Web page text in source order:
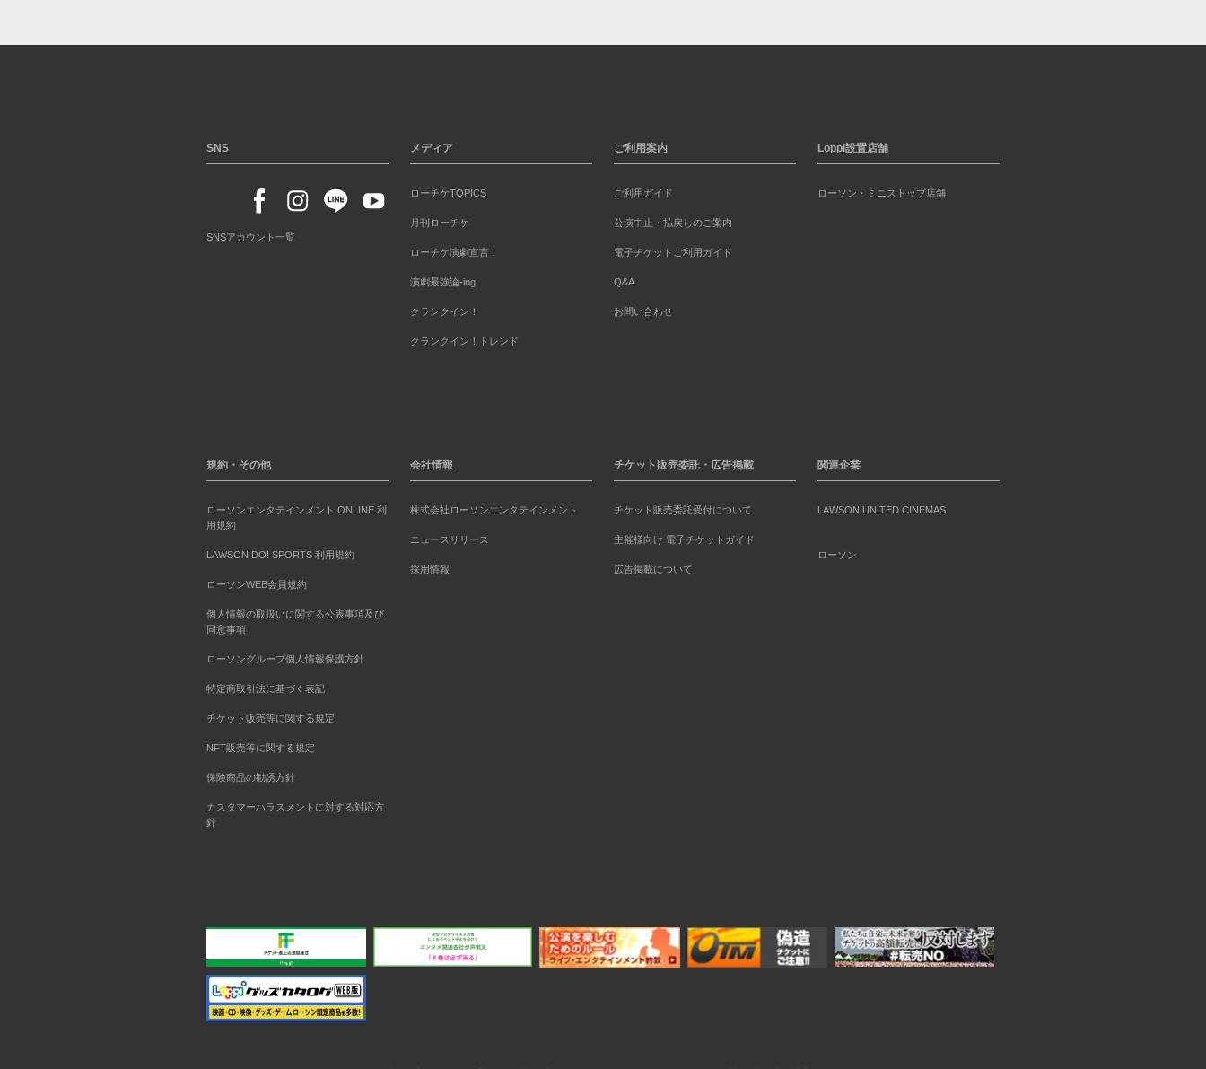
SNS
SNSアカウント一覧
メディア
ローチケTOPICS
月刊ローチケ
ローチケ演劇宣言！
演劇最強論-ing
クランクイン！
クランクイン！トレンド
ご利用案内
ご利用ガイド
公演中止・払戻しのご案内
電子チケットご利用ガイド
Q&A
お問い合わせ
Loppi設置店舗
ローソン・ミニストップ店舗
規約・その他
ローソンエンタテインメント ONLINE 利
用規約
LAWSON DO! SPORTS 利用規約
ローソンWEB会員規約
個人情報の取扱いに関する公表事項及び
同意事項
ローソングループ個人情報保護方針
特定商取引法に基づく表記
チケット販売等に関する規定
NFT販売等に関する規定
保険商品の勧誘方針
カスタマーハラスメントに対する対応方
針
会社情報
株式会社ローソンエンタテインメント
ニュースリリース
採用情報
チケット販売委託・広告掲載
チケット販売委託受付について
主催様向け 電子チケットガイド
広告掲載について
関連企業
LAWSON UNITED CINEMAS
ローソン